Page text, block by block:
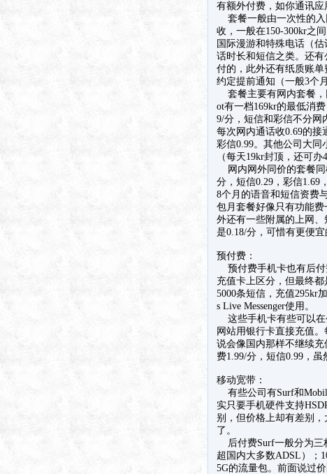
有额外付费，如你通讯应
套餐一般由一次性的入
收，一般在150-300kr之
国际漫游和特殊电话（
话时长和短信之类。还
付的，此外还有纸质账
约定提前通知（一般3个
套餐主要有网内套餐，
ot有一档169kr的最低消
9/分，短信和彩信不分网
每次网内通话收0.69的接
彩信0.99。其他公司大同
（每天19kr封顶，还可
网内网外同价的套餐同
分，短信0.29，彩信1.69
8个月的语音和短信资费
包月套餐好像只有功能费
外还有一些附属的上网
是0.18/分，可惜有更便
预付费：
预付费手机卡也有后付
充值卡上区分，但最终
5000条短信，充值295kr
s Live Messenger使用。
这些手机卡有些可以在
网站用银行卡直接充值
说会像国内那样不继续
费1.99/分，短信0.99，
移动宽带：
有些公司有Surf和
实只要手机硬件支持
别，但价格上却有差别
了。
后付费Surf一般分为三
超国内大多数ADSL）；
5G的流量包。前面说过